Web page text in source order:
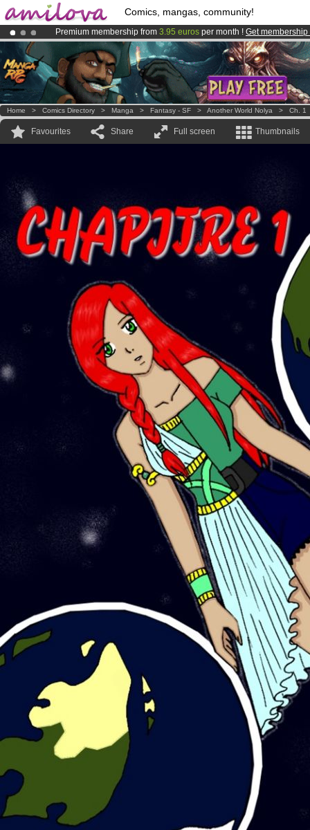
Comics, mangas, community!
Premium membership from 3.95 euros per month ! Get membership
AmilovaKickstarter is now LIVE!.
Already 134393 membersand 1208 comics & mangas!.
Home > Comics Directory > Manga > Fantasy - SF > Another World Nolya > Ch. 1
Favourites Share Full screen Thumbnails